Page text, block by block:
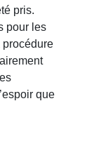
pris.
pour les
procédure
que